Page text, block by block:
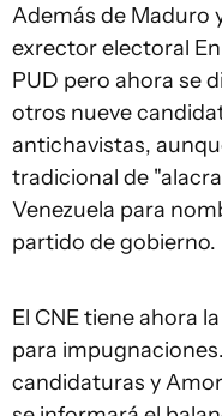
Además de Maduro
exrector electoral
PUD pero ahora se
otros nueve
antichavistas,
tradicional de
Venezuela para
partido de gobierno.
El CNE tiene ahora
para
candidaturas y